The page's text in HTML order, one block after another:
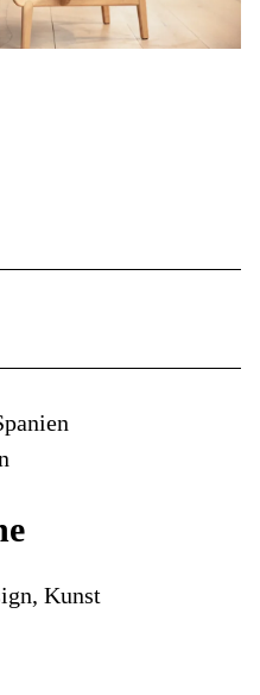
Kunst